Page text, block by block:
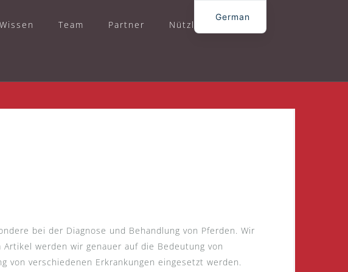
Wissen Team Partner Nützliches
bei der Diagnose und Behandlung von Pferden. Wir
werden wir genauer auf die Bedeutung von
von verschiedenen Erkrankungen eingesetzt werden.
German
English